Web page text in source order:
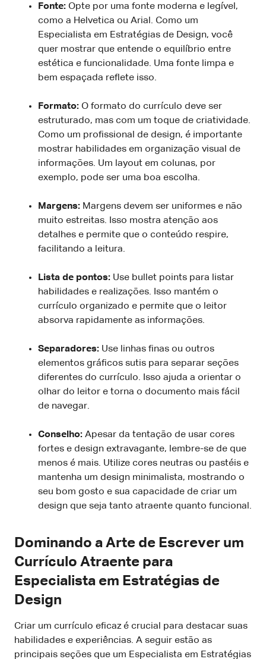
Fonte: Opte por uma fonte moderna e legível,
como a Helvetica ou Arial. Como um
Especialista em Estratégias de Design, você
quer mostrar que entende o equilíbrio entre
estética e funcionalidade. Uma fonte limpa e
bem espaçada reflete isso.
Formato: O formato do currículo deve ser
estruturado, mas com um toque de criatividade.
Como um profissional de design, é importante
mostrar habilidades em organização visual de
informações. Um layout em colunas, por
exemplo, pode ser uma boa escolha.
Margens: Margens devem ser uniformes e não
muito estreitas. Isso mostra atenção aos
detalhes e permite que o conteúdo respire,
facilitando a leitura.
Lista de pontos: Use bullet points para listar
habilidades e realizações. Isso mantém o
currículo organizado e permite que o leitor
absorva rapidamente as informações.
Separadores: Use linhas finas ou outros
elementos gráficos sutis para separar seções
diferentes do currículo. Isso ajuda a orientar o
olhar do leitor e torna o documento mais fácil
de navegar.
Conselho: Apesar da tentação de usar cores
fortes e design extravagante, lembre-se de que
menos é mais. Utilize cores neutras ou pastéis e
mantenha um design minimalista, mostrando o
seu bom gosto e sua capacidade de criar um
design que seja tanto atraente quanto funcional.
Dominando a Arte de Escrever um
Currículo Atraente para
Especialista em Estratégias de
Design
Criar um currículo eficaz é crucial para destacar suas
habilidades e experiências. A seguir estão as
principais seções que um Especialista em Estratégias